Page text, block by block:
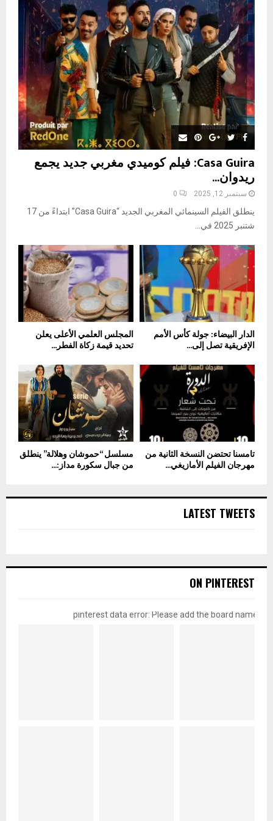
r
R
C
Casa Guira: فيلم كوميدي مغربي جديد يجمع
ريدوان...
سبتمبر 12, 2025 0
ينطلق الفيلم السينمائي المغربي الجديد “Casa Guira” ابتداءً من 17
شتنبر 2025 في...
المجلس العلمي الأعلى يعلن
تحديد قيمة زكاة الفطر...
الدار البيضاء: جولة كأس الأمم
الإفريقية تصل إلى...
مسلسل “حموشان وهلالة” ينطلق
من جبال سكورة مداز:...
تامسنا تحتضن النسخة الثانية من
مهرجان الفيلم الأمازيغي...
LATEST TWEETS
ON PINTEREST
pinterest data error: Please add the board name